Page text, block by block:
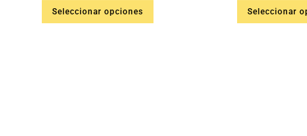
Seleccionar opciones Seleccionar